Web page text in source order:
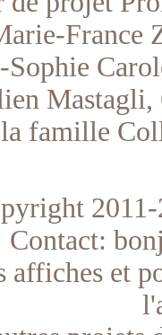
France
Sophie
la famille
2011-
Contact:
affiches et